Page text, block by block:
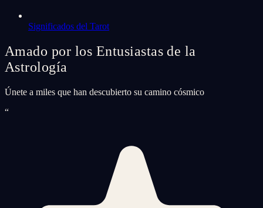
Significados del Tarot
Amado por los Entusiastas de la
Astrología
Únete a miles que han descubierto su camino cósmico
“